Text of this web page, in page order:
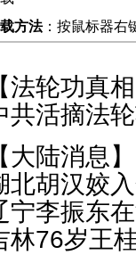
方法：按鼠标器右
【法轮功真
共活摘法
【大陆消息】
北胡汉姣
宁李振东
林76岁王